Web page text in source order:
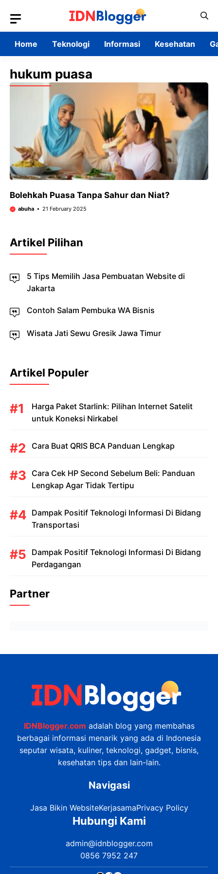
content
Home
Teknologi Informasi Kesehatan
hukum puasa
Bolehkah Puasa Tanpa Sahur dan Niat?
abuha 21 February 2025
Artikel Pilihan
5 Tips Memilih Jasa Pembuatan Website di
Jakarta
Contoh Salam Pembuka WA Bisnis
Wisata Jati Sewu Gresik Jawa Timur
Artikel Populer
Harga Paket Starlink: Pilihan Internet Satelit
untuk Koneksi Nirkabel
Cara Buat QRIS BCA Panduan Lengkap
Cara Cek HP Second Sebelum Beli: Panduan
Lengkap Agar Tidak Tertipu
Dampak Positif Teknologi Informasi Di Bidang
Transportasi
Dampak Positif Teknologi Informasi Di Bidang
Perdagangan
Partner
IDNBlogger.com adalah blog yang membahas
berbagai informasi menarik yang ada di Indonesia
seputar wisata, kuliner, teknologi, gadget, bisnis,
kesehatan tips dan lain-lain.
Navigasi
Jasa Bikin WebsiteKerjasamaPrivacy Policy
Hubungi Kami
admin@idnblogger.com
0856 7952 247